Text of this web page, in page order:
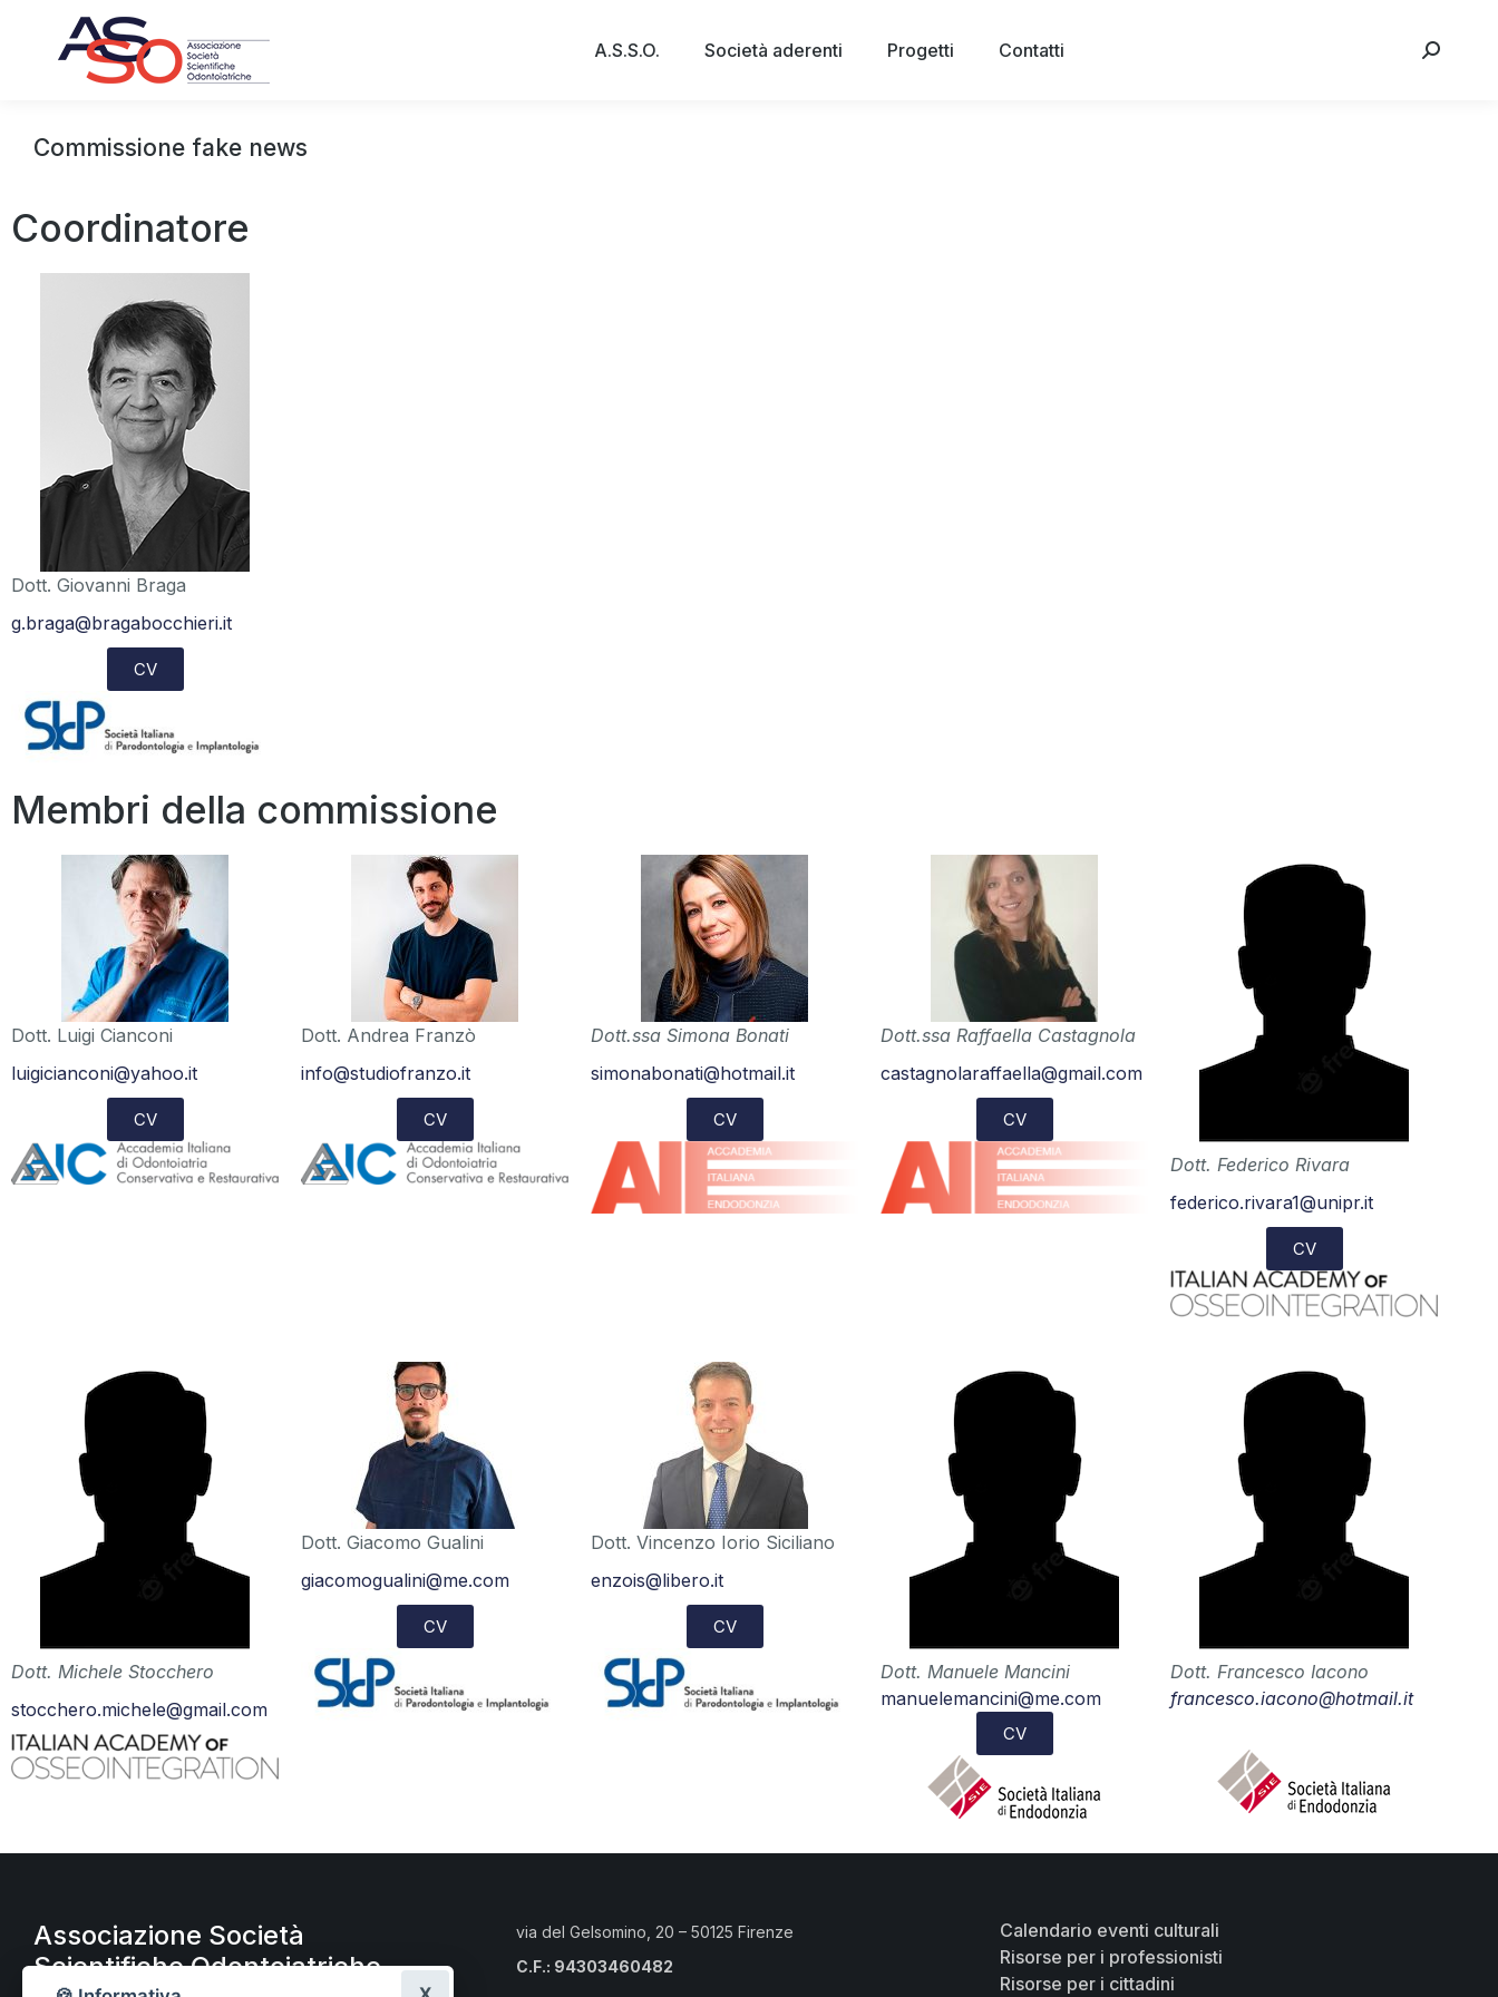
A.S.S.O. Società aderenti Progetti Contatti
Commissione fake news
Coordinatore
Dott. Giovanni Braga
g.braga@bragabocchieri.it
CV
Membri della commissione
Dott. Luigi Cianconi
luigicianconi@yahoo.it
CV
Dott. Andrea Franzò
info@studiofranzo.it
CV
Dott.ssa Simona Bonati
simonabonati@hotmail.it
CV
Dott.ssa Raffaella Castagnola
castagnolaraffaella@gmail.com
CV
Dott. Federico Rivara
federico.rivara1@unipr.it
CV
Dott. Michele Stocchero
stocchero.michele@gmail.com
Dott. Giacomo Gualini
giacomogualini@me.com
CV
Dott. Vincenzo Iorio Siciliano
enzois@libero.it
CV
Dott. Manuele Mancini
manuelemancini@me.com
CV
Dott. Francesco Iacono
francesco.iacono@hotmail.it
Associazione Società
Scientifiche Odontoiatriche
via del Gelsomino, 20 – 50125 Firenze
C.F.: 94303460482
Calendario eventi culturali
Risorse per i professionisti
Risorse per i cittadini